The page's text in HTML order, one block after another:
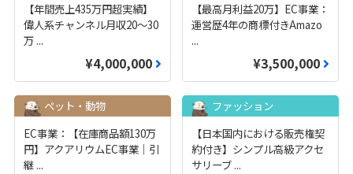
【年間売上435万円超実績】
偉人系チャンネル月収20～30
万 ...
¥4,000,000
【最高月利益20万】EC事業：
運営歴4年の商標付きAmazo
...
¥3,500,000
ペット・動物
EC事業：【在庫商品額130万
円】アクアリウムEC事業｜引
継 ...
ファッション
【日本国内における販売権契
約付き】シンプル高級アクセ
サリーブ ...